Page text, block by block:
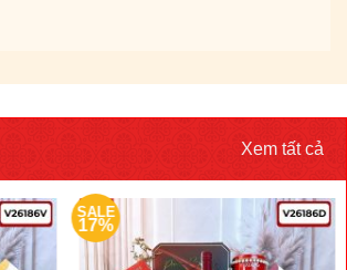
Xem tất cả
SALE
17%